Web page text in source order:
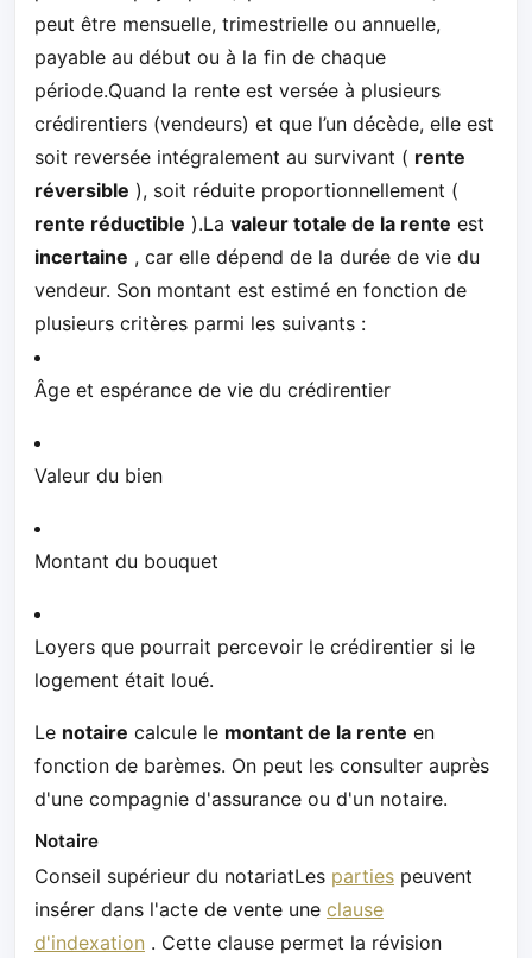
peut être mensuelle, trimestrielle ou annuelle,
payable au début ou à la fin de chaque
période.Quand la rente est versée à plusieurs
crédirentiers (vendeurs) et que l’un décède, elle est
soit reversée intégralement au survivant ( rente
réversible ), soit réduite proportionnellement (
rente réductible ).La valeur totale de la rente est
incertaine , car elle dépend de la durée de vie du
vendeur. Son montant est estimé en fonction de
plusieurs critères parmi les suivants :
Âge et espérance de vie du crédirentier
Valeur du bien
Montant du bouquet
Loyers que pourrait percevoir le crédirentier si le
logement était loué.
Le notaire calcule le montant de la rente en
fonction de barèmes. On peut les consulter auprès
d'une compagnie d'assurance ou d'un notaire.
Notaire
Conseil supérieur du notariatLes parties peuvent
insérer dans l'acte de vente une clause
d'indexation . Cette clause permet la révision